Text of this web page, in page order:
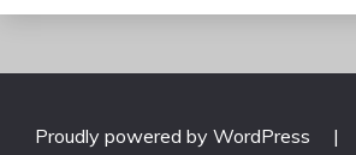
Proudly powered by WordPress |